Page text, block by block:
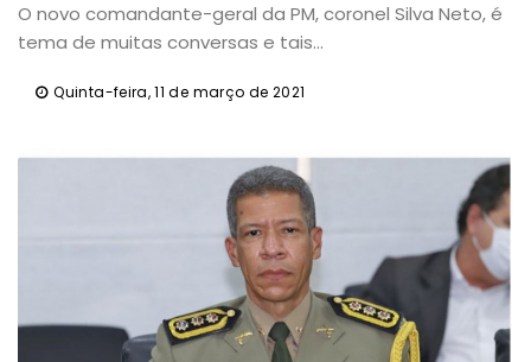
O novo comandante-geral da PM, coronel Silva Neto, é
tema de muitas conversas e tais...
Quinta-feira, 11 de março de 2021